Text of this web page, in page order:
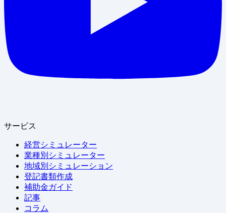
サービス
経営シミュレーター
業種別シミュレーター
地域別シミュレーション
登記書類作成
補助金ガイド
記事
コラム